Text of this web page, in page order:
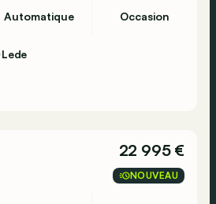
Automatique Occasion
Lede
22 995 €
NOUVEAU